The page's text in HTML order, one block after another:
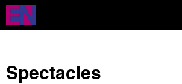
Aller
contenu
Spectacles